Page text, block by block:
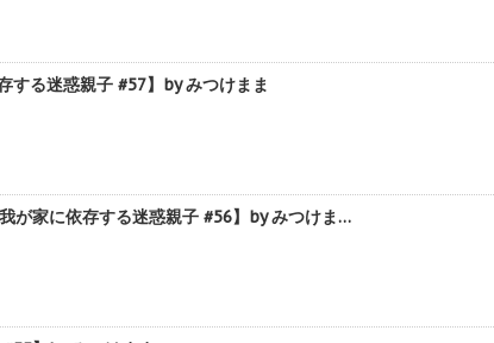
する迷惑親子 #57】by みつけまま
が家に依存する迷惑親子 #56】by みつけま…